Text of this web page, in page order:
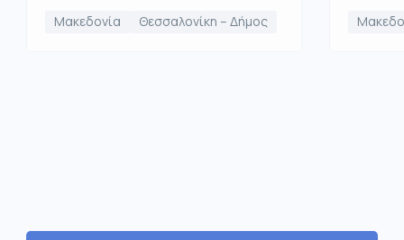
Μακεδονία Θεσσαλονίκη – Δήμος